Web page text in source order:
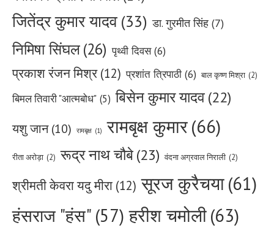
जितेंद्र कुमार यादव (33) डा. गुरमीत सिंह (7)
निमिषा सिंघल(26) पृथ्वी दिवस (6)
प्रकाश रंजन मिश्र (12) प्रशांत त्रिपाठी (6) बाल कृष्ण मिश्रा (2)
बिमल तिवारी "आत्मबोध" (5) बिसेन कुमार यादव(22)
यशु जान (10) रामबृक्ष (1) रामबृक्ष कुमार(66)
रीता अरोड़ा (2) रूद्र नाथ चौबे(23) वंदना अग्रवाल निराली (2)
श्रीमती केवरा यदु मीरा (12) सूरज कुरैचया(61)
हंसराज "हंस" (57) हरीश चमोली(63)